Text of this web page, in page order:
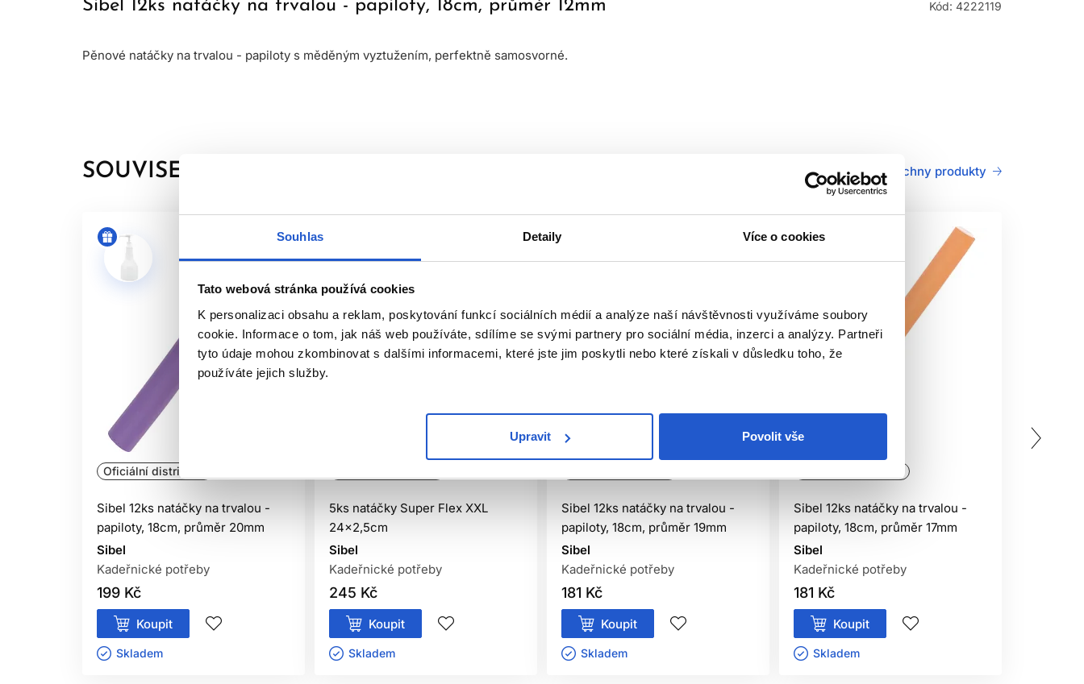
Souhlas Detaily Více o cookies
Tato webová stránka používá cookies
K personalizaci obsahu a reklam, poskytování funkcí sociálních médií a analýze naší návštěvnosti využíváme soubory
cookie. Informace o tom, jak náš web používáte, sdílíme se svými partnery pro sociální média, inzerci a analýzy. Partneři
tyto údaje mohou zkombinovat s dalšími informacemi, které jste jim poskytli nebo které získali v důsledku toho, že
používáte jejich služby.
Upravit Povolit vše
Sibel 12ks natáčky na trvalou - papiloty, 18cm, průměr 12mm Kód: 4222119
Pěnové natáčky na trvalou - papiloty s měděným vyztužením, perfektně samosvorné.
SOUVISEJÍCÍ PRODUKTY Všechny produkty
Oficiální distribuce
Sibel 12ks natáčky na trvalou -
papiloty, 18cm, průměr 20mm
Sibel
Kadeřnické potřeby
199 Kč
Koupit
Skladem ㅤ
5ks natáčky Super Flex XXL
24x2,5cm
Sibel
Kadeřnické potřeby
245 Kč
Koupit
Skladem ㅤ
Sibel 12ks natáčky na trvalou -
papiloty, 18cm, průměr 19mm
Sibel
Kadeřnické potřeby
181 Kč
Koupit
Skladem ㅤ
Sibel 12ks natáčky na trvalou -
papiloty, 18cm, průměr 17mm
Sibel
Kadeřnické potřeby
181 Kč
Koupit
Skladem ㅤ